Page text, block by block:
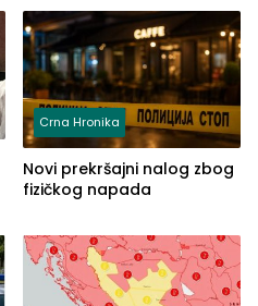
Crna Hronika
Novi prekršajni nalog zbog
fizičkog napada